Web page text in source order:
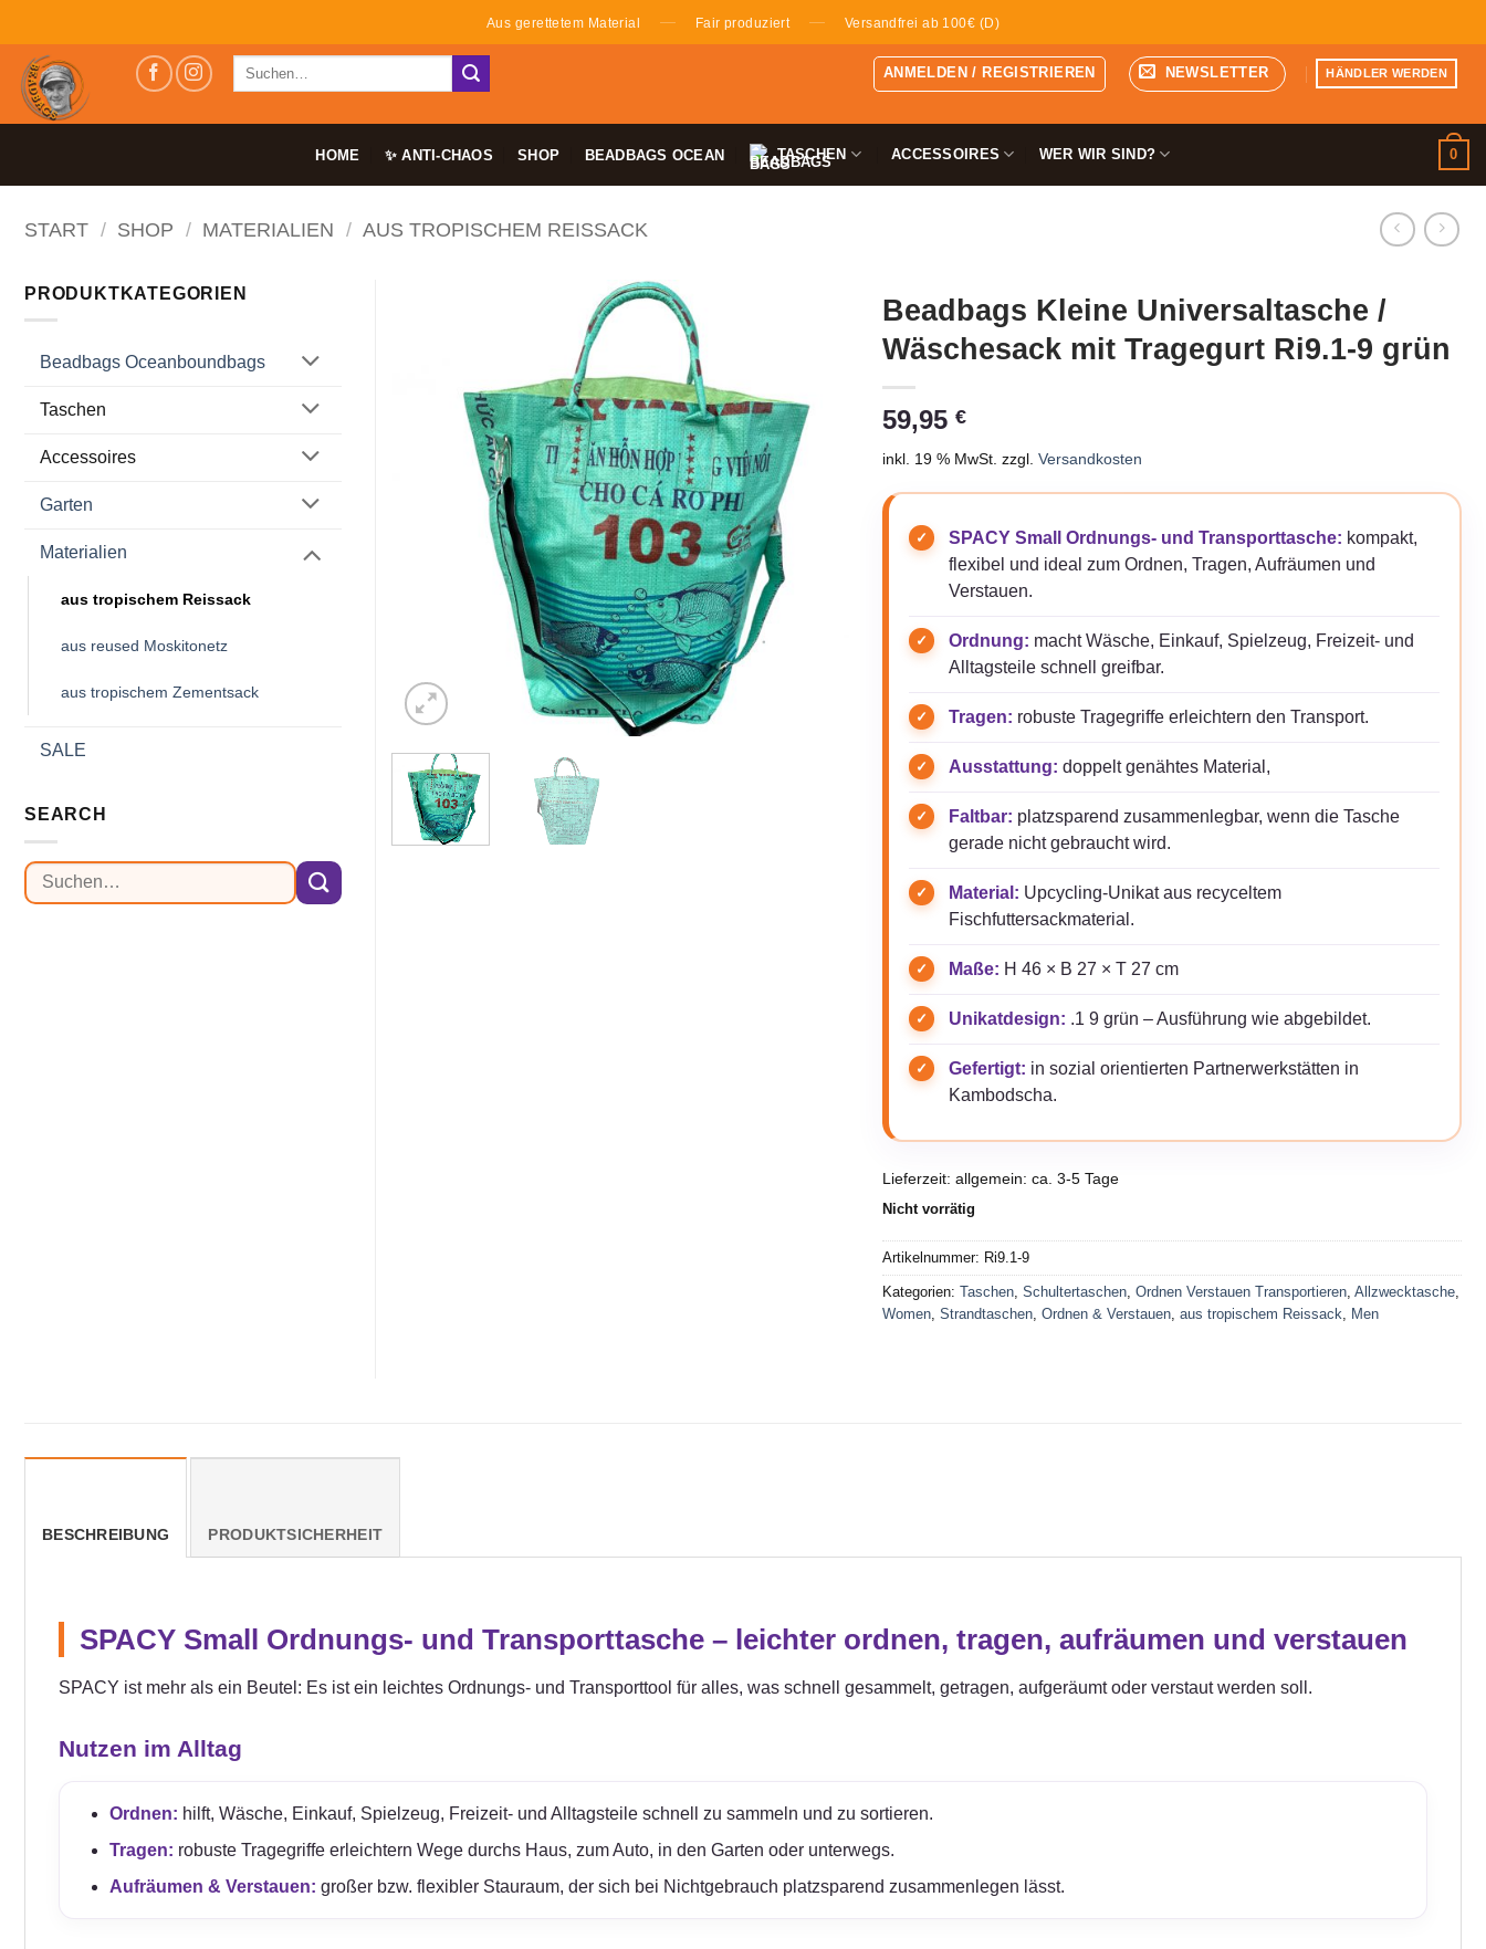
Inhalt
springen
Aus gerettetem Material — Fair produziert — Versandfrei ab 100€ (D)
Suchen
ANMELDEN / REGISTRIEREN NEWSLETTER HÄNDLER WERDEN
HOME ✨ ANTI-CHAOS SHOP BEADBAGS OCEAN TASCHEN ACCESSOIRES WER WIR SIND? 0
START / SHOP / MATERIALIEN / AUS TROPISCHEM REISSACK
Beadbags Kleine Universaltasche /
Wäschesack mit Tragegurt Ri9.1-9 grün
59,95 €
inkl. 19 % MwSt. zzgl. Versandkosten
SPACY Small Ordnungs- und Transporttasche: kompakt,
flexibel und ideal zum Ordnen, Tragen, Aufräumen und
Verstauen.
Ordnung: macht Wäsche, Einkauf, Spielzeug, Freizeit- und
Alltagsteile schnell greifbar.
Tragen: robuste Tragegriffe erleichtern den Transport.
Ausstattung: doppelt genähtes Material,
Faltbar: platzsparend zusammenlegbar, wenn die Tasche
gerade nicht gebraucht wird.
Material: Upcycling-Unikat aus recyceltem
Fischfuttersackmaterial.
Maße: H 46 × B 27 × T 27 cm
Unikatdesign: .1 9 grün – Ausführung wie abgebildet.
Gefertigt: in sozial orientierten Partnerwerkstätten in
Kambodscha.
Lieferzeit: allgemein: ca. 3-5 Tage
Nicht vorrätig
Artikelnummer: Ri9.1-9
Kategorien: Taschen, Schultertaschen, Ordnen Verstauen Transportieren, Allzwecktasche,
Women, Strandtaschen, Ordnen & Verstauen, aus tropischem Reissack Men
PRODUKTKATEGORIEN
Beadbags Oceanboundbags
Taschen
Accessoires
Garten
Materialien
aus tropischem Reissack
aus reused Moskitonetz
aus tropischem Zementsack
SALE
SEARCH
Suchen
nach:
BESCHREIBUNG PRODUKTSICHERHEIT
SPACY Small Ordnungs- und Transporttasche – leichter ordnen, tragen, aufräumen und verstauen
SPACY ist mehr als ein Beutel: Es ist ein leichtes Ordnungs- und Transporttool für alles, was schnell gesammelt, getragen, aufgeräumt oder verstaut werden soll.
Nutzen im Alltag
Ordnen: hilft, Wäsche, Einkauf, Spielzeug, Freizeit- und Alltagsteile schnell zu sammeln und zu sortieren.
Tragen: robuste Tragegriffe erleichtern Wege durchs Haus, zum Auto, in den Garten oder unterwegs.
Aufräumen & Verstauen: großer bzw. flexibler Stauraum, der sich bei Nichtgebrauch platzsparend zusammenlegen lässt.